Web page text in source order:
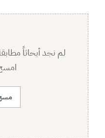
لم نجد أبحاثاً
مسح